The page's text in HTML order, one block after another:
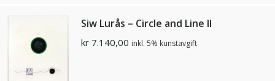
Siw Lurås – Circle and Line II
kr 7.140,00 inkl. 5% kunstavgift